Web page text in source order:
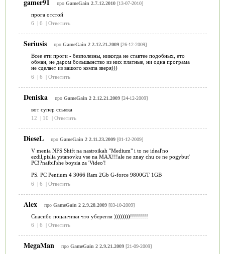
про GameGain 2.7.12.2010[13-07-2010]
прога отстой
6
| 6 | Ответить
Seriusis про GameGain 2 2.12.21.2009[26-12-2009]
Всее ети проги - безполезны, никогда не ставтее подобных, ето
обман, не даром большынство из них платные, ни одна програма
не сделает из вашого компа зверя)))
6
| 6 | Ответить
Deniska про GameGain 2 2.12.21.2009[24-12-2009]
вот супер ссылка
12
| 10 | Ответить
DieseL про GameGain 2 2.11.23.2009[01-12-2009]
V menia NFS Shift na nastroikah "Medium" i to ne ideal'no
ezdil,pislia ystanovku vse na MAX!!!ale ne znay chu ce ne pogybut'
PC!?naibil'she boysia za 'Video'!
PS. PC Pentium 4 3066 Ram 2Gb G-force 9800GT 1GB
6
| 6 | Ответить
Alex про GameGain 2 2.9.28.2009[03-10-2009]
Спасибо поцанчики что уберегли ))))))))!!!!!!!!!
6
| 6 | Ответить
MegaMan про GameGain 2 2.9.21.2009[21-09-2009]